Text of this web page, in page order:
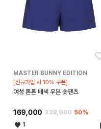
MASTER BUNNY EDITION
[신규가입 시 10% 쿠폰]
여성 톤톤 배색 우븐 숏팬츠
169,000 338,000 50%
1